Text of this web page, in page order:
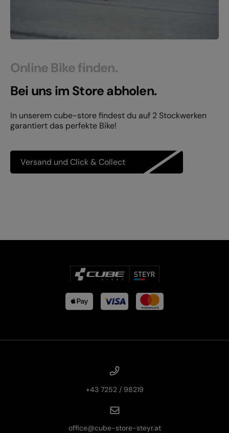
Online Bike finden.
Bei uns im Store abholen.
In unserem cube-store findest du auf 2 Stockwerken
garantiert das perfekte Bike!
Versand und Click & Collect
+43 7252 / 98219
office@cube-store-steyr.at